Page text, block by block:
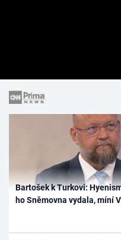
Bartošek k Turkovi:
ho Sněmovna vydala, míní